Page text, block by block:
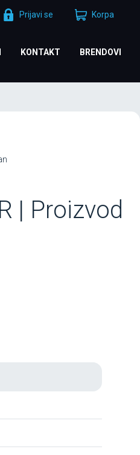
Prijavi se Korpa
KONTAKT BRENDOVI
| Proizvod